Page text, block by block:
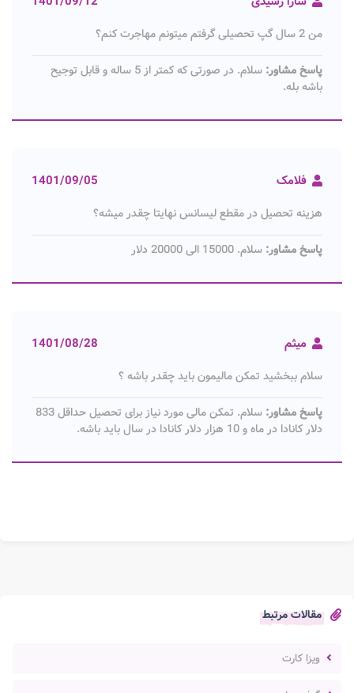
مقالات مرتبط
ویزا کارت
من 2 سال گپ تحصیلی گرفتم میتونم مهاجرت کنم؟
پاسخ مشاور:
سلام. در صورتی که کمتر از 5 ساله و قابل توجیح
باشه بله.
فلامک 1401/09/05
هزینه تحصیل در مقطع لیسانس نهایتا چقدر میشه؟
پاسخ مشاور: سلام. 15000 الی 20000 دلار
میثم 1401/08/28
سلام ببخشید تمکن مالیمون باید چقدر باشه ؟
پاسخ مشاور:
سلام. تمکن مالی مورد نیاز برای تحصیل حداقل 833
دلار کانادا در ماه و 10 هزار دلار کانادا در سال باید باشه.